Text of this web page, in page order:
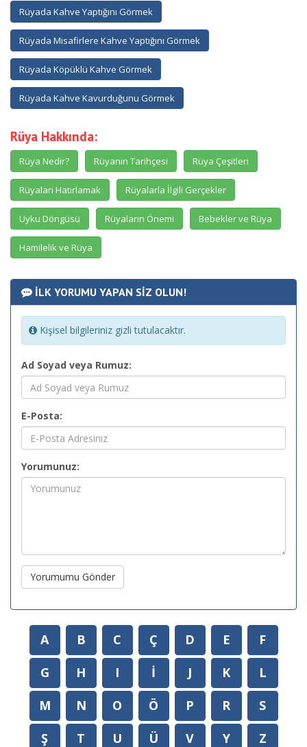
Rüyada Kahve Yaptığını Görmek
Rüyada Misafirlere Kahve Yaptığını Görmek
Rüyada Köpüklü Kahve Görmek
Rüyada Kahve Kavurduğunu Görmek
Rüya Hakkında:
Rüya Nedir? Rüyanın Tarihçesi Rüya Çeşitleri
Rüyaları Hatırlamak Rüyalarla İlgili Gerçekler
Uyku Döngüsü Rüyaların Önemi Bebekler ve Rüya
Hamilelik ve Rüya
İLK YORUMU YAPAN SİZ OLUN!
Kişisel bilgileriniz gizli tutulacaktır.
Ad Soyad veya Rumuz:
E-Posta:
Yorumunuz:
Yorumumu Gönder
A B C Ç D E
F
G
H I İ J K
L
M
N O Ö P R
S
Ş
T U Ü V Y Z